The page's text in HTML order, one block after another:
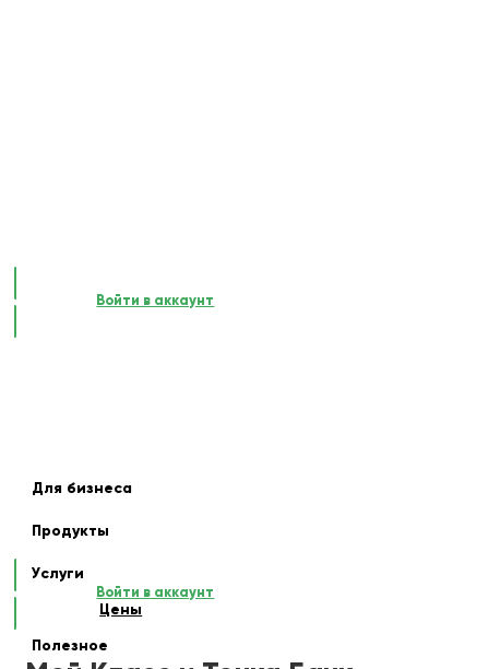
Войти в аккаунт
Для бизнеса
Продукты
Услуги
Цены
Полезное
Войти в аккаунт